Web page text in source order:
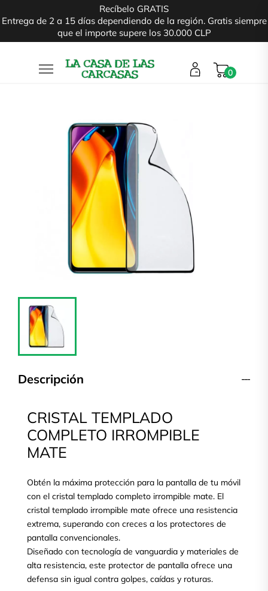
Recíbelo GRATIS
Entrega de 2 a 15 días dependiendo de la región. Gratis siempre
que el importe supere los 30.000 CLP
 0
Descripción
CRISTAL TEMPLADO
COMPLETO IRROMPIBLE
MATE
Obtén la máxima protección para la pantalla de tu móvil
con el cristal templado completo irrompible mate. El
cristal templado irrompible mate ofrece una resistencia
extrema, superando con creces a los protectores de
pantalla convencionales.
Diseñado con tecnología de vanguardia y materiales de
alta resistencia, este protector de pantalla ofrece una
defensa sin igual contra golpes, caídas y roturas.